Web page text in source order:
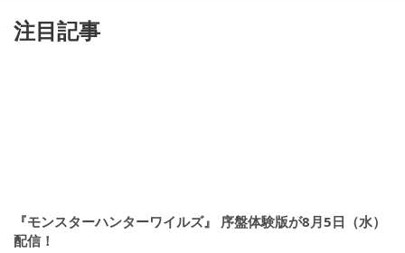
注目記事
『モンスターハンターワイルズ』 序盤体験版が8月5日（水）
配信！